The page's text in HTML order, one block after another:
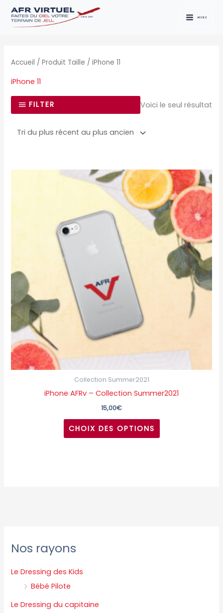
Aller
MENU
Nos rayons
Le Dressing des Kids
Bébé Pilote
Le Dressing du capitaine
Accueil / Produit Taille / iPhone 11
iPhone 11
FILTER Voici le seul résultat
Collection Summer2021
iPhone AFRv – Collection Summer2021
15,00€
CHOIX DES OPTIONS
Ce
produit
a
plusieurs
variations.
options
peuvent
du